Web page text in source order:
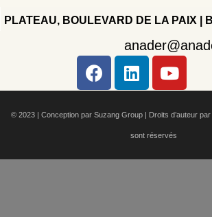
PLATEAU, BOULEVARD DE LA PAIX |
© 2023 | Conception par Suzang Group | Droits d’auteur par
sont réservés
Copyright 2022 - Company - All rights
by WordPress.